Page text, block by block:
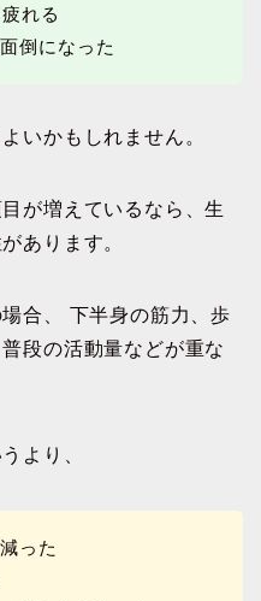
れる
倒になった
いかもしれません。
が増えているなら、生
あります。
合、 下半身の筋力、歩
段の活動量などが重な
より、
った